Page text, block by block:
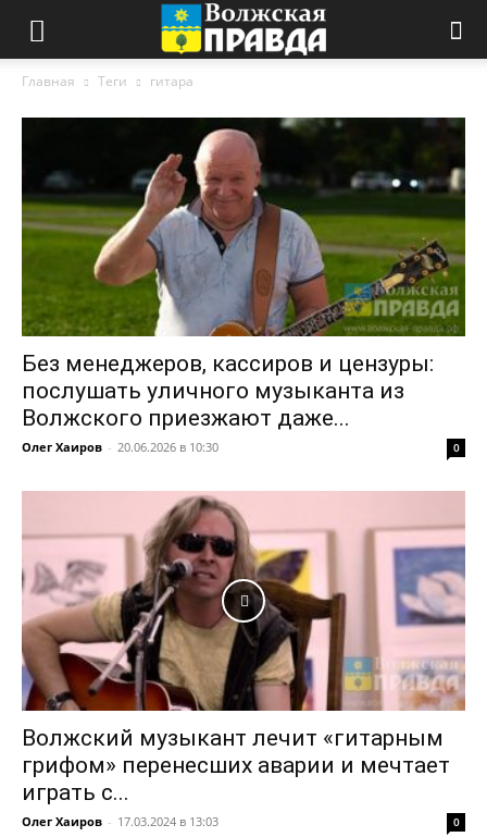
Главная Теги гитара
Без менеджеров, кассиров и цензуры:
послушать уличного музыканта из
Волжского приезжают даже...
Олег Хаиров - 20.06.2026 в 10:30 0
Волжский музыкант лечит «гитарным
грифом» перенесших аварии и мечтает
играть c...
Олег Хаиров - 17.03.2024 в 13:03 0